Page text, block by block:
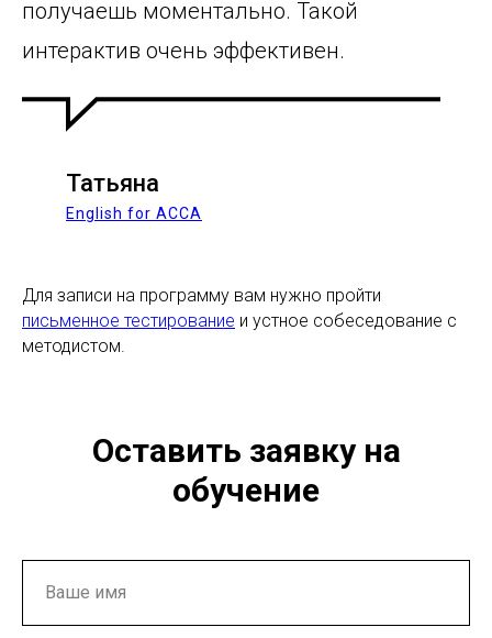
получаешь моментально. Такой
интерактив очень эффективен.
Татьяна
English for ACCA
Для записи на программу вам нужно пройти
письменное тестирование и устное собеседование с
методистом.
Оставить заявку на
обучение